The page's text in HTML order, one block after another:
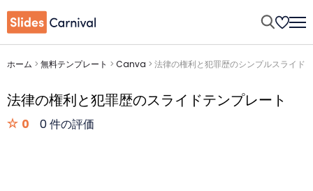
ホーム > 無料テンプレート > Canva > 法律の権利と犯罪歴のシンプルスライド
法律の権利と犯罪歴のスライドテンプレート
0 0 件の評価